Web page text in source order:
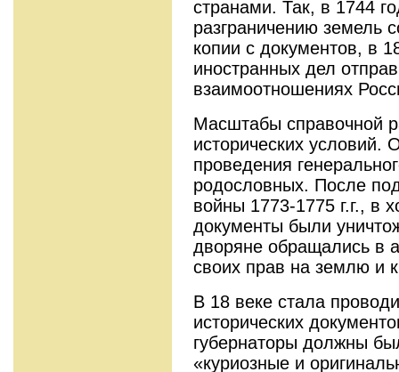
странами. Так, в 1744
разграничению земель
копии с документов, в
иностранных дел
взаимоотношениях
Масштабы справочной
исторических условий.
проведения
родословных. После
войны 1773-1775 г.г., в
документы были
дворяне обращались в
своих прав на землю и
В 18 веке стала
исторических
губернаторы должны
«куриозные и